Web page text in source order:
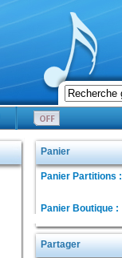
Panier
Panier Partitions :
Panier Boutique :
Partager